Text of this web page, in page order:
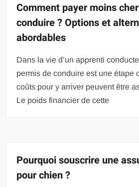
Comment payer moins
conduire ? Options et
abordables
Dans la vie d’un apprenti
permis de conduire est une étape
coûts pour y arriver peuvent être
Le poids financier de cette
Pourquoi souscrire une
pour chien ?